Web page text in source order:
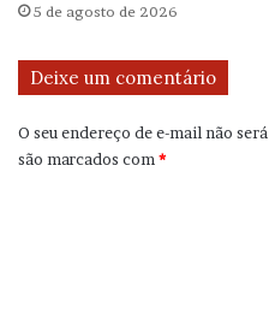
5 de agosto de 2026
Deixe um comentário
O seu endereço de e-mail não
são marcados com*